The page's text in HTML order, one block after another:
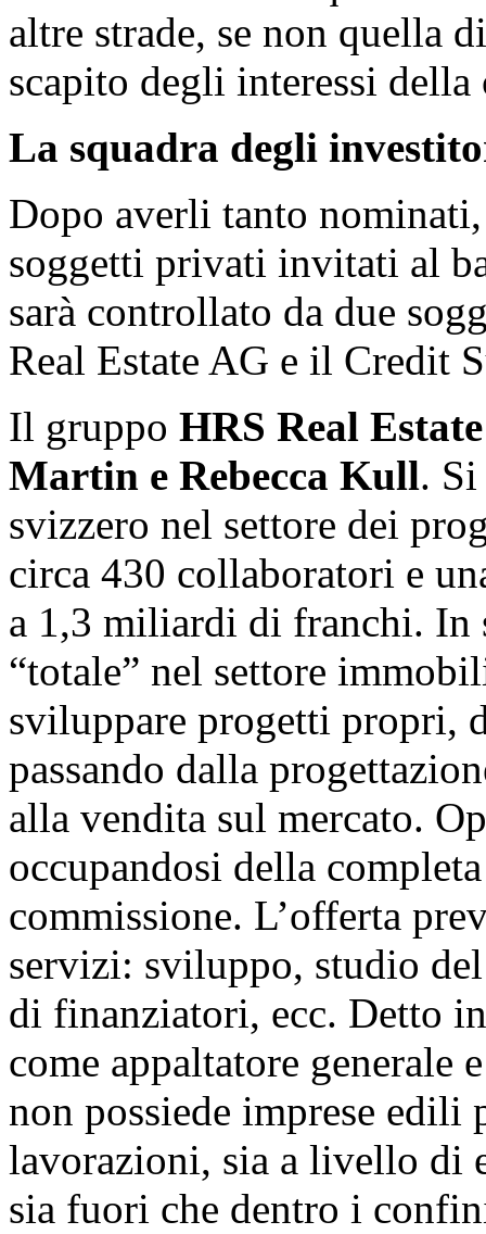
altre strade, se non quella
scapito degli interessi
La squadra degli
Dopo averli tanto
soggetti privati invitati al
sarà controllato da due
Real Estate AG e il Credit
Il gruppo HRS Real
Martin e Rebecca Kull.
svizzero nel settore dei
circa 430 collaboratori e
a 1,3 miliardi di franchi. In
“totale” nel settore
sviluppare progetti propri,
passando dalla
alla vendita sul mercato.
occupandosi della
commissione. L’offerta
servizi: sviluppo, studio
di finanziatori, ecc. Detto
come appaltatore generale
non possiede imprese edili
lavorazioni, sia a livello di
sia fuori che dentro i